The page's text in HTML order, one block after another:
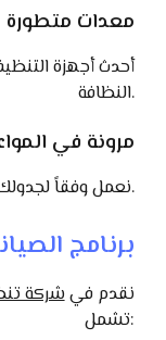
معدات متطورة
أحدث أجهزة
النظافة.
مرونة في
نعمل وفقاً لجدولك الزمني ونحترم مواعيدك.
برنامج
نقدم فيشركة
تشمل: